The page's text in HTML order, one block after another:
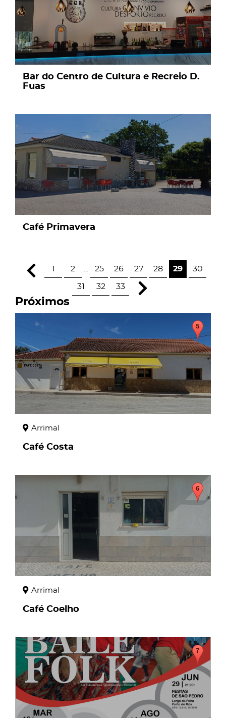
Bar do Centro de Cultura e Recreio D.
Fuas
Café Primavera
1 2 25 26 27 28 29 30
31 32 33
Próximos
Arrimal
Café Costa
page
Arrimal
Café Coelho